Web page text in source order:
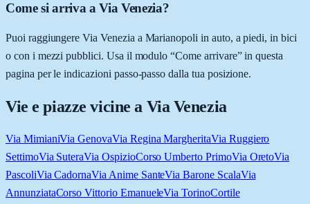
Come si arriva a Via Venezia?
Puoi raggiungere Via Venezia a Marianopoli in auto, a piedi, in bici
o con i mezzi pubblici. Usa il modulo “Come arrivare” in questa
pagina per le indicazioni passo-passo dalla tua posizione.
Vie e piazze vicine a Via Venezia
Via MimianiVia GenovaVia Regina MargheritaVia Ruggiero
SettimoVia SuteraVia OspizioCorso Umberto PrimoVia OretoVia
PascoliVia CadornaVia Anime SanteVia Barone ScalaVia
AnnunziataCorso Vittorio EmanueleVia TorinoCortile